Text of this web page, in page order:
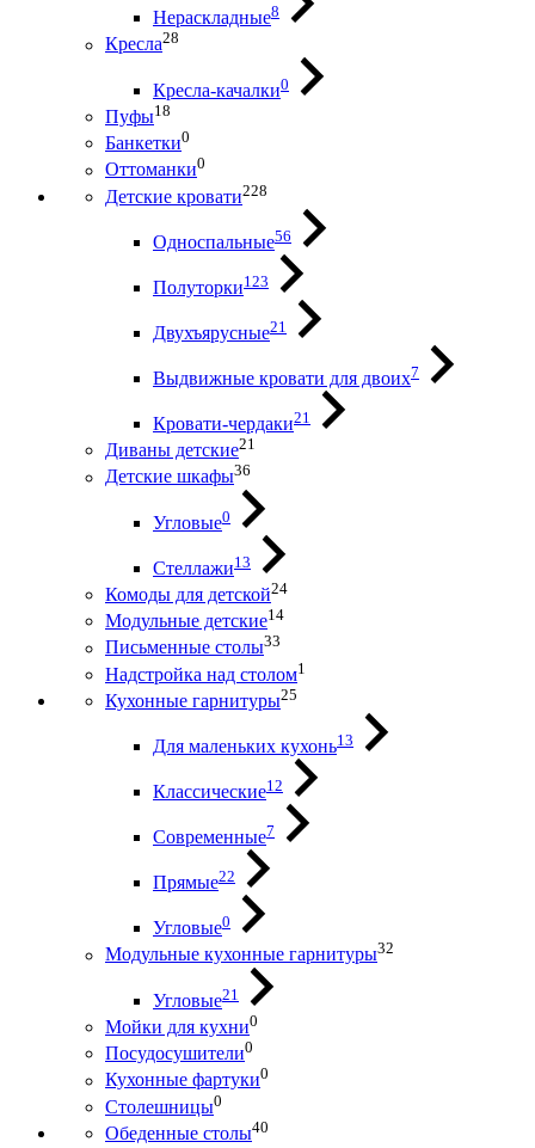
Нераскладные8
Кресла28
Кресла-качалки0
Пуфы18
Банкетки0
Оттоманки0
Детские кровати228
Односпальные56
Полуторки123
Двухъярусные21
Выдвижные кровати для двоих7
Кровати-чердаки21
Диваны детские21
Детские шкафы36
Угловые0
Стеллажи13
Комоды для детской24
Модульные детские14
Письменные столы33
Надстройка над столом1
Кухонные гарнитуры25
Для маленьких кухонь13
Классические12
Современные7
Прямые22
Угловые0
Модульные кухонные гарнитуры32
Угловые21
Мойки для кухни0
Посудосушители0
Кухонные фартуки0
Столешницы0
Обеденные столы40